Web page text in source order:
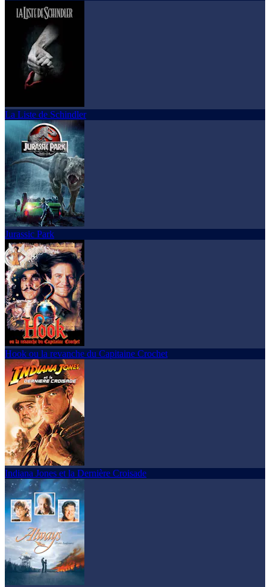
La Liste de Schindler
Jurassic Park
Hook ou la revanche du Capitaine Crochet
Indiana Jones et la Dernière Croisade